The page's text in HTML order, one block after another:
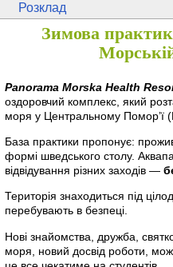
Розклад
Зимова
Panorama Morska Health
оздоровчий комплекс, який
моря у Центральному Помор’ї
База практики пропонує:
формі шведського столу.
відвідування різних заходів —
Територія знаходиться під
перебувають в безпеці.
Нові знайомства, дружба,
моря, новий досвід роботи,